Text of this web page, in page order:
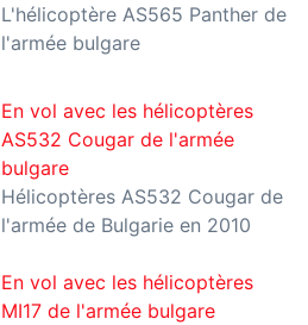
L'hélicoptère AS565 Panther de
l'armée bulgare
En vol avec les hélicoptères
AS532 Cougar de l'armée
bulgare
Hélicoptères AS532 Cougar de
l'armée de Bulgarie en 2010
En vol avec les hélicoptères
MI17 de l'armée bulgare